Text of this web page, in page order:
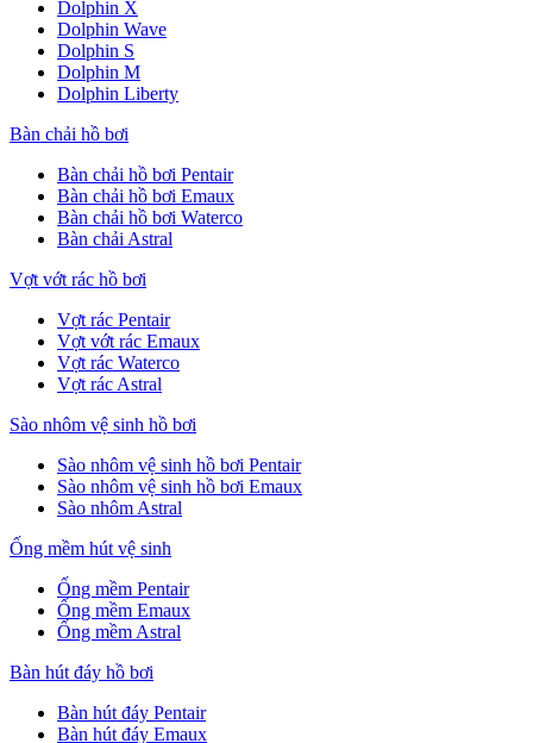
Dolphin X
Dolphin Wave
Dolphin S
Dolphin M
Dolphin Liberty
Bàn chải hồ bơi
Bàn chải hồ bơi Pentair
Bàn chải hồ bơi Emaux
Bàn chải hồ bơi Waterco
Bàn chải Astral
Vợt vớt rác hồ bơi
Vợt rác Pentair
Vợt vớt rác Emaux
Vợt rác Waterco
Vợt rác Astral
Sào nhôm vệ sinh hồ bơi
Sào nhôm vệ sinh hồ bơi Pentair
Sào nhôm vệ sinh hồ bơi Emaux
Sào nhôm Astral
Ống mềm hút vệ sinh
Ống mềm Pentair
Ống mềm Emaux
Ống mềm Astral
Bàn hút đáy hồ bơi
Bàn hút đáy Pentair
Bàn hút đáy Emaux